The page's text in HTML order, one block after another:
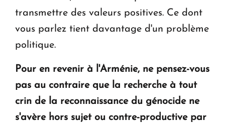
transmettre des valeurs positives. Ce dont
vous parlez tient davantage d'un problème
politique.
Pour en revenir à l'Arménie, ne pensez-vous
pas au contraire que la recherche à tout
crin de la reconnaissance du génocide ne
s'avère hors sujet ou contre-productive par